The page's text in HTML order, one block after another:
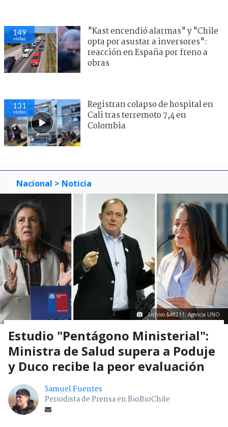
149
visitas
"Kast encendió alarmas" y "Chile
opta por asustar a inversores":
reacción en España por freno a
obras
131
visitas
Registran colapso de hospital en
Cali tras terremoto 7,4 en
Colombia
Nacional > Noticia
Archivo &#8211; Agencia UNO
Estudio "Pentágono Ministerial":
Ministra de Salud supera a Poduje
y Duco recibe la peor evaluación
Samuel Fuentes
Periodista de Prensa en BioBioChile